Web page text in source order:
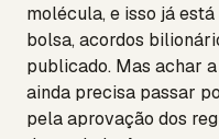
molécula, e isso já
bolsa, acordos
publicado. Mas achar
ainda precisa passar
pela aprovação dos